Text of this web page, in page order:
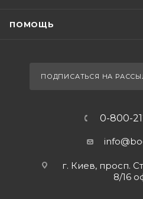
ПОМОЩЬ
ПОДПИСАТЬСЯ НА
0-800-
г. Киев, просп.
8/16